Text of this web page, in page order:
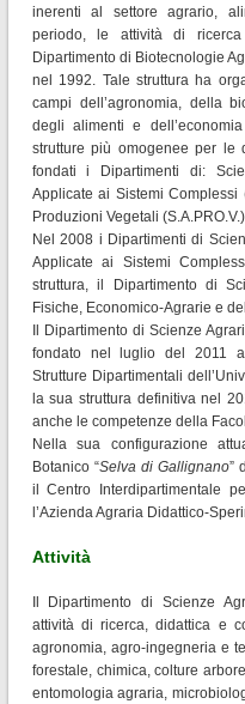
inerenti al settore agrario,
periodo, le attività di
Dipartimento di Biotecnologie
nel 1992. Tale struttura ha
campi dell’agronomia, della
degli alimenti e
strutture più omogenee per le
fondati i Dipartimenti di:
Applicate ai Sistemi Complessi
Produzioni Vegetali
Nel 2008 i Dipartimenti di
Applicate ai Sistemi
struttura, il Dipartimento di
Fisiche, Economico-Agrarie e
Il Dipartimento di Scienze
fondato nel luglio del 2011
Strutture Dipartimentali
la sua struttura definitiva nel
anche le competenze della
Nella sua configurazione
Botanico “Selva di Gallignano”
il Centro Interdipartimentale
l’Azienda Agraria Didattico-
Attività
Il Dipartimento di Scienze
attività di ricerca, didattica e
agronomia, agro-ingegneria e
forestale, chimica, colture
entomologia agraria,